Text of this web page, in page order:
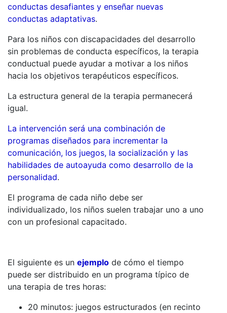
conductas desafiantes y enseñar nuevas
conductas adaptativas.
Para los niños con discapacidades del desarrollo
sin problemas de conducta específicos, la terapia
conductual puede ayudar a motivar a los niños
hacia los objetivos terapéuticos específicos.
La estructura general de la terapia permanecerá
igual.
La intervención será una combinación de
programas diseñados para incrementar la
comunicación, los juegos, la socialización y las
habilidades de autoayuda como desarrollo de la
personalidad.
El programa de cada niño debe ser
individualizado, los niños suelen trabajar uno a uno
con un profesional capacitado.
El siguiente es un ejemplo de cómo el tiempo
puede ser distribuido en un programa típico de
una terapia de tres horas:
20 minutos: juegos estructurados (en recinto